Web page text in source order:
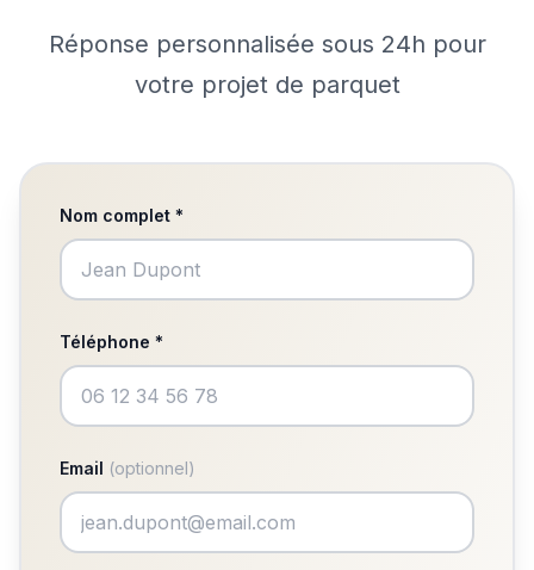
Réponse personnalisée sous 24h pour
votre projet de parquet
Nom complet *
Téléphone *
Email (optionnel)